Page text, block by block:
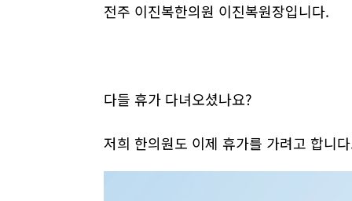
전주 이진복한의원 이진복원장입니다.
다들 휴가 다녀오셨나요?
저희 한의원도 이제 휴가를 가려고 합니